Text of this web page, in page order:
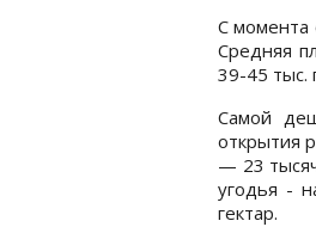
С момента
Средняя
39-45 тыс.
Самой
открытия
— 23
угодья -
гектар.